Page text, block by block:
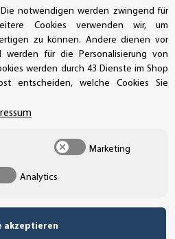
+49 (0)39-201-28-98-17
PROGRAMM
Die notwendigen werden zwingend für
Cookies verwenden wir, um
zu können. Andere dienen vor
werden für die Personalisierung von
werden durch 43 Dienste im Shop
entscheiden, welche Cookies Sie
Marketing
Analytics
akzeptieren